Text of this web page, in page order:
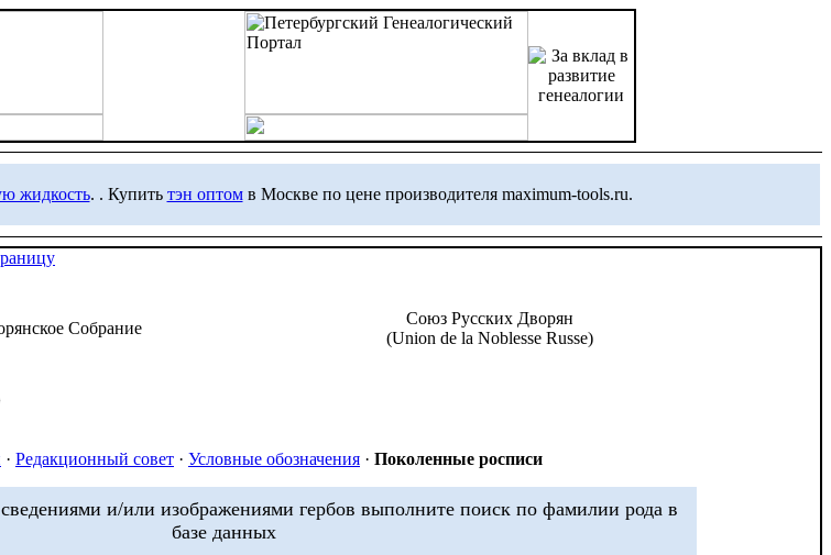
жидкость. . Купить тэн оптомв Москве по цене производителя maximum-tools.ru.
Собрание
Союз Русских Дворян
(Union de la Noblesse Russe)
· Редакционный совет · Условные обозначения · Поколенные росписи
и/или изображениями гербов выполните поиск по фамилии рода в
базе данных